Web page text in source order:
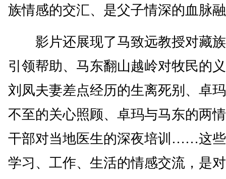
族情感的交汇、是父子情深的血脉
影片还展现了马致远教授对藏族
引领帮助、马东翻山越岭对牧民的
刘凤夫妻差点经历的生离死别、卓
不至的关心照顾、卓玛与马东的两
干部对当地医生的深夜培训……这
学习、工作、生活的情感交流，是